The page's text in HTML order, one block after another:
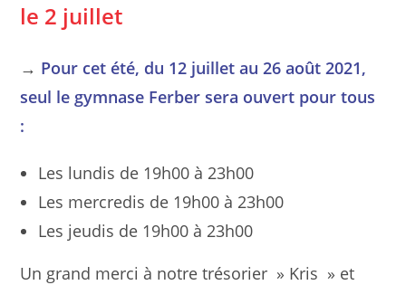
le 2 juillet
→ Pour cet été, du 12 juillet au 26 août 2021,
seul le gymnase Ferber sera ouvert pour tous
:
Les lundis de 19h00 à 23h00
Les mercredis de 19h00 à 23h00
Les jeudis de 19h00 à 23h00
Un grand merci à notre trésorier » Kris » et